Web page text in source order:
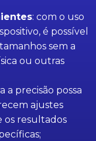
: com o uso
é possível
sem a
ou outras
a precisão possa
ajustes
os resultados